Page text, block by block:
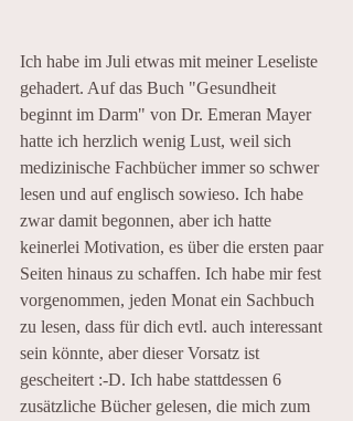
Ich habe im Juli etwas mit meiner Leseliste
gehadert. Auf das Buch "Gesundheit
beginnt im Darm" von Dr. Emeran Mayer
hatte ich herzlich wenig Lust, weil sich
medizinische Fachbücher immer so schwer
lesen und auf englisch sowieso. Ich habe
zwar damit begonnen, aber ich hatte
keinerlei Motivation, es über die ersten paar
Seiten hinaus zu schaffen. Ich habe mir fest
vorgenommen, jeden Monat ein Sachbuch
zu lesen, dass für dich evtl. auch interessant
sein könnte, aber dieser Vorsatz ist
gescheitert :-D. Ich habe stattdessen 6
zusätzliche Bücher gelesen, die mich zum